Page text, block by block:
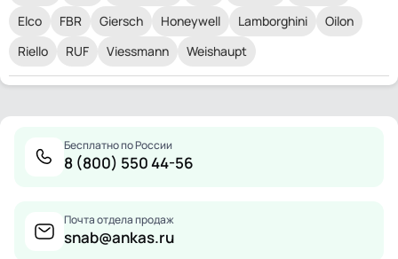
Elco
FBR Giersch Honeywell Lamborghini
Oilon
Riello
RUF Viessmann Weishaupt
Бесплатно по России
8 (800) 550 44-56
Почта отдела продаж
snab@ankas.ru